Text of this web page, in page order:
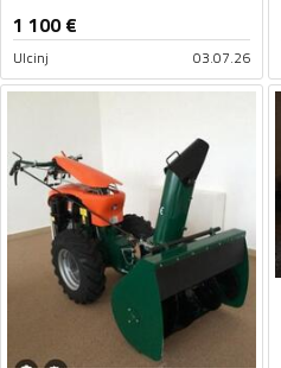
1 100€
Ulcinj 03.07.26